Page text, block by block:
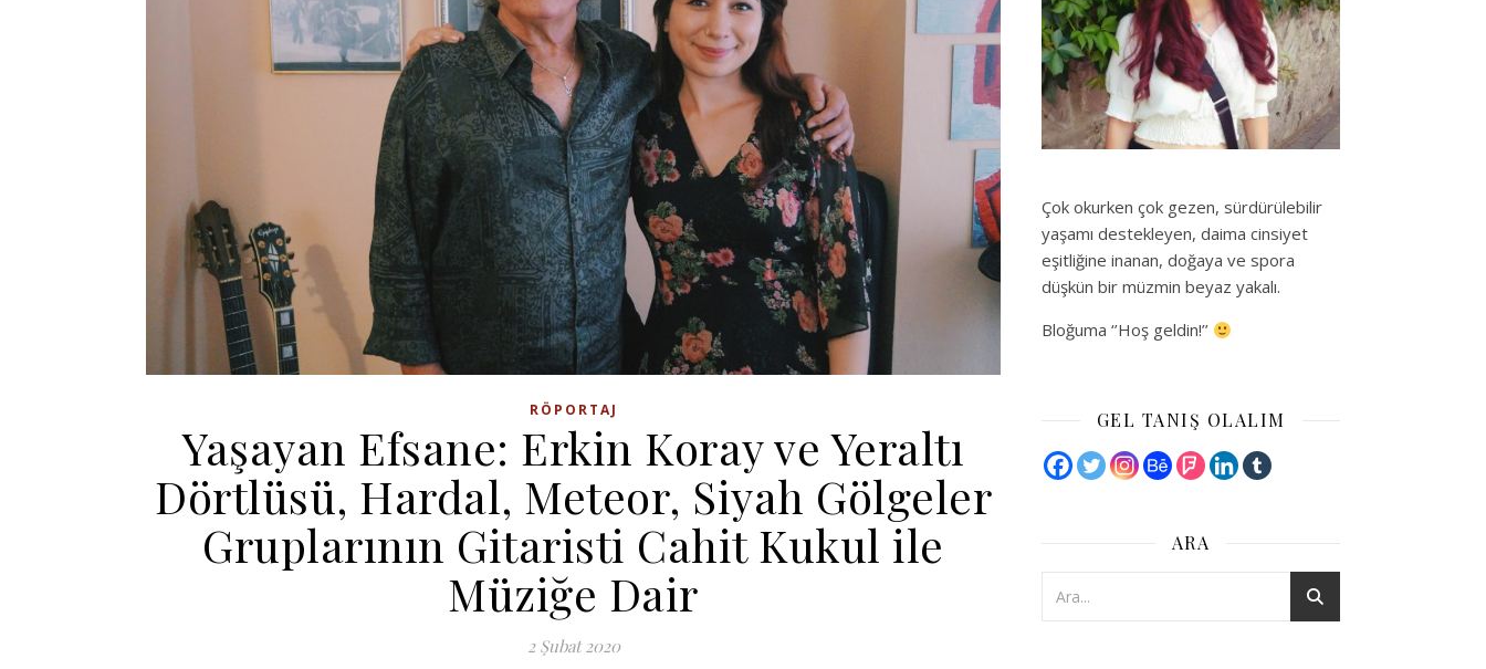
RÖPORTAJ
Yaşayan Efsane: Erkin Koray ve Yeraltı
Dörtlüsü, Hardal, Meteor, Siyah Gölgeler
Gruplarının Gitaristi Cahit Kukul ile
Müziğe Dair
2 Şubat 2020
Çok okurken çok gezen, sürdürülebilir
yaşamı destekleyen, daima cinsiyet
eşitliğine inanan, doğaya ve spora
düşkün bir müzmin beyaz yakalı.
Bloğuma ‘’Hoş geldin!’’
GEL TANIŞ OLALIM
ARA